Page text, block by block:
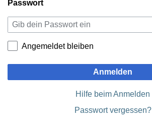
Passwort
Angemeldet bleiben
Anmelden
Hilfe beim Anmelden
Passwort vergessen?